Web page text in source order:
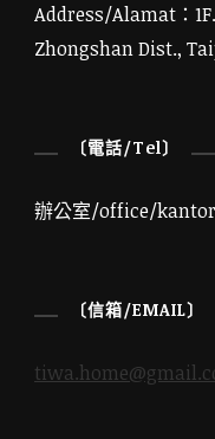
Address/Alamat：
Zhongshan Dist.,
〔電話/Tel〕
辦公室/office/kantor
〔信箱/EMAIL〕